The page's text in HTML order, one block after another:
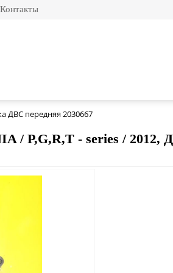
Контакты
ДВС передняя 2030667
/ P,G,R,T - series / 2012,